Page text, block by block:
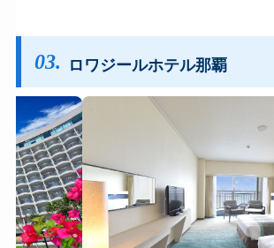
03. ロワジールホテル那覇